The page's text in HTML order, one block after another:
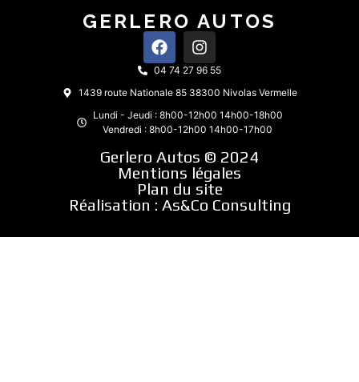
GERLERO AUTOS
04 74 27 96 55
1439 route Nationale 85 38300 Nivolas Vermelle
Lundi - Jeudi : 8h00-12h00 14h00-18h00
Vendredi : 8h00-12h00 14h00-17h00
Gerlero Autos © 2024
Mentions légales
Plan du site
Réalisation : As&Co Consulting